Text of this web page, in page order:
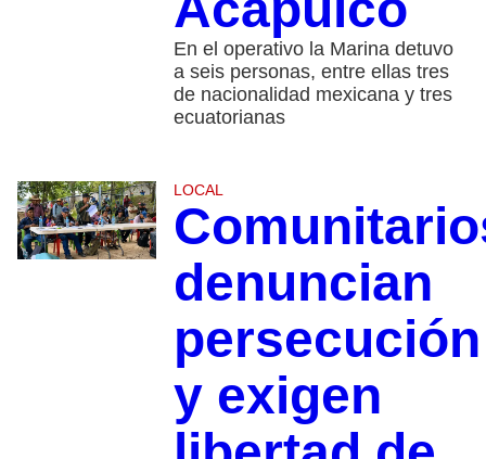
En el operativo la Marina detuvo
a seis personas, entre ellas tres
de nacionalidad mexicana y tres
ecuatorianas
LOCAL
denuncian
persecución
y exigen